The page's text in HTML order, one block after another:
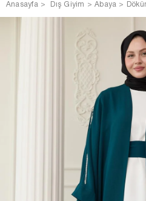
Anasayfa Dış Giyim Abaya